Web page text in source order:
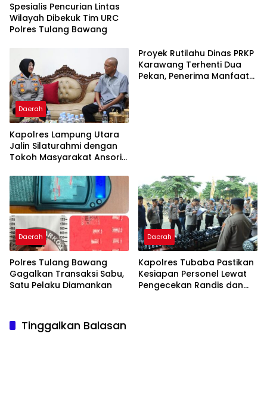
Spesialis Pencurian Lintas
Wilayah Dibekuk Tim URC
Polres Tulang Bawang
Daerah
Kapolres Lampung Utara
Jalin Silaturahmi dengan
Tokoh Masyarakat Ansori
Proyek Rutilahu Dinas PRKP
Karawang Terhenti Dua
Pekan, Penerima Manfaat
Daerah
Polres Tulang Bawang
Gagalkan Transaksi Sabu,
Satu Pelaku Diamankan
Daerah
Kapolres Tubaba Pastikan
Kesiapan Personel Lewat
Pengecekan Randis dan
Tinggalkan Balasan